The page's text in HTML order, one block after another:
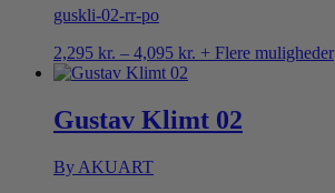
guskli-02-rr-po
2,295 kr. – 4,095 kr. Prisinterval:
4,095 kr.
+ Flere muligheder
Gustav Klimt 02
By AKUART